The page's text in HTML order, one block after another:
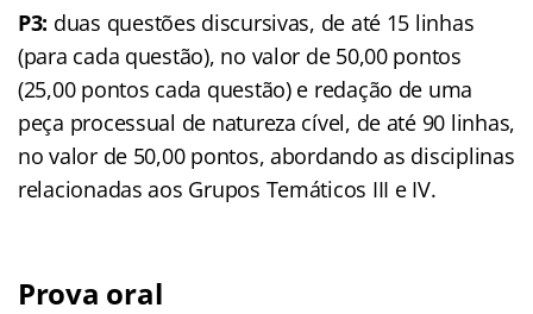
P3: duas questões discursivas, de até 15 linhas
(para cada questão), no valor de 50,00 pontos
(25,00 pontos cada questão) e redação de uma
peça processual de natureza cível, de até 90 linhas,
no valor de 50,00 pontos, abordando as disciplinas
relacionadas aos Grupos Temáticos III e IV.
Prova oral